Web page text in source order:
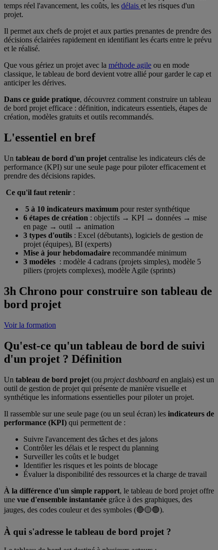
temps réel l'avancement, les coûts, les délais et les risques d'un
projet.
Il permet aux chefs de projet et aux parties prenantes de prendre des
décisions éclairées rapidement en identifiant les écarts entre le prévu
et le réalisé.
Que vous gériez un projet avec la méthode agile ou en mode
classique, le tableau de bord devient votre allié pour garder le cap et
anticiper les dérives.
Dans ce guide pratique, découvrez comment construire un tableau
de bord projet efficace : définition, indicateurs essentiels, étapes de
création, modèles gratuits et outils recommandés.
L'essentiel en bref
Un tableau de bord d'un projet centralise les indicateurs clés de
performance (KPI) sur une seule page pour piloter efficacement et
prendre des décisions rapides.
Ce qu'il faut retenir :
5 à 10 indicateurs maximum pour rester synthétique
6 étapes de création : objectifs → KPI → données → mise
en page → outil → animation
3 types d'outils : Excel (débutants), logiciels de gestion de
projet (équipes), BI (experts)
Mise à jour hebdomadaire recommandée minimum
3 modèles : modèle 4 cadrans (projets simples), modèle 5
piliers (projets complexes), modèle Agile (sprints)
3h Chrono pour construire son tableau de
bord projet
Voir la formation
Qu'est-ce qu'un tableau de bord de suivi
d'un projet ? Définition
Un tableau de bord projet (ou project dashboard en anglais) est un
outil de gestion de projet qui présente de manière visuelle et
synthétique les informations essentielles pour piloter un projet.
Il rassemble sur une seule page (ou un seul écran) les indicateurs de
performance (KPI) qui permettent de :
Suivre l'avancement des tâches et des jalons
Contrôler les délais et le respect du planning
Surveiller les coûts et le budget
Identifier les risques et les points de blocage
Évaluer la disponibilité des ressources et la charge de travail
À la différence d'un simple rapport, le tableau de bord projet offre
une vue d'ensemble instantanée grâce à des graphiques, des
jauges, des codes couleur et des symboles (🔴🟡🟢).
À qui s'adresse le tableau de bord projet ?